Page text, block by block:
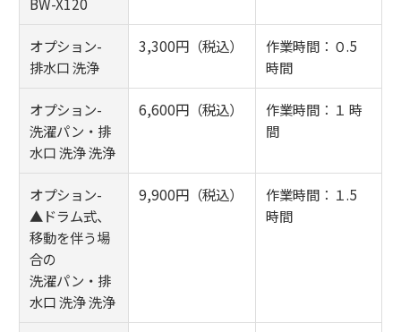
オプション-
排水口 洗浄
3,300円（税込）
作業時間：０.5
時間
オプション-
洗濯パン・排
水口 洗浄 洗浄
6,600円（税込）
作業時間：１ 時
間
オプション-
▲ドラム式、
移動を伴う場
合の
洗濯パン・排
水口 洗浄 洗浄
9,900円（税込）
作業時間：１.5
時間